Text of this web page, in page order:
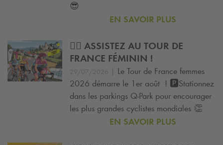
😎
EN SAVOIR PLUS
🚴‍♀️ ASSISTEZ AU TOUR DE
FRANCE FÉMININ !
29/07/2026 | Le Tour de France femmes
2026 démarre le 1er août ! 🅿️Stationnez
dans les parkings Q-Park pour encourager
les plus grandes cyclistes mondiales 👏
EN SAVOIR PLUS